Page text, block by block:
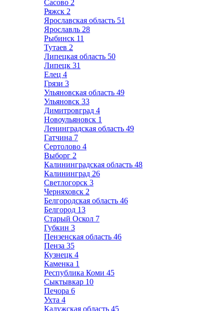
Сасово 2
Ряжск 2
Ярославская область 51
Ярославль 28
Рыбинск 11
Тутаев 2
Липецкая область 50
Липецк 31
Елец 4
Грязи 3
Ульяновская область 49
Ульяновск 33
Димитровград 4
Новоульяновск 1
Ленинградская область 49
Гатчина 7
Сертолово 4
Выборг 2
Калининградская область 48
Калининград 26
Светлогорск 3
Черняховск 2
Белгородская область 46
Белгород 13
Старый Оскол 7
Губкин 3
Пензенская область 46
Пенза 35
Кузнецк 4
Каменка 1
Республика Коми 45
Сыктывкар 10
Печора 6
Ухта 4
Калужская область 45